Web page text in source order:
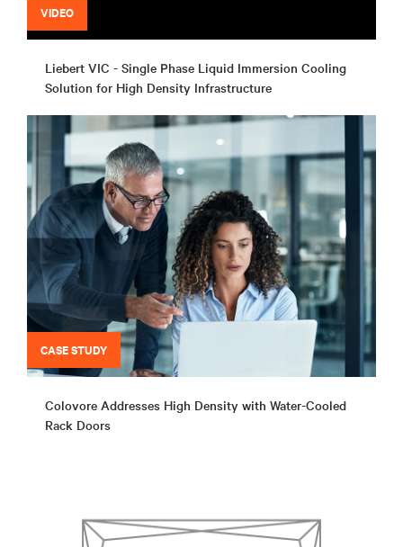
VIDEO
Liebert VIC - Single Phase Liquid Immersion Cooling
Solution for High Density Infrastructure
CASE STUDY
Colovore Addresses High Density with Water-Cooled
Rack Doors